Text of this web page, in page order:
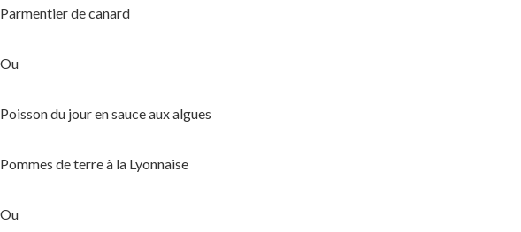
Parmentier de canard
Ou
Poisson du jour en sauce aux algues
Pommes de terre à la Lyonnaise
Ou